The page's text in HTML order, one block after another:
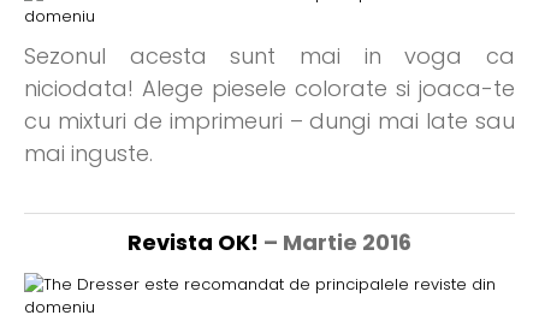
Sezonul acesta sunt mai in voga ca
niciodata! Alege piesele colorate si joaca-te
cu mixturi de imprimeuri – dungi mai late sau
mai inguste.
Revista OK! – Martie 2016